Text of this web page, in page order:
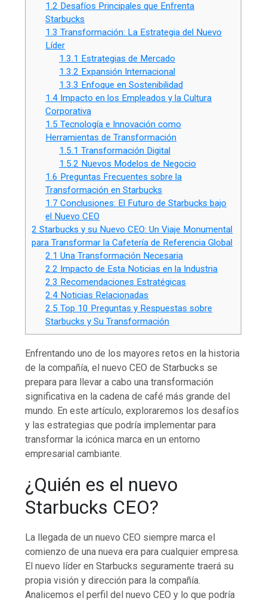
1.2 Desafíos Principales que Enfrenta
Starbucks
1.3 Transformación: La Estrategia del Nuevo
Líder
1.3.1 Estrategias de Mercado
1.3.2 Expansión Internacional
1.3.3 Enfoque en Sostenibilidad
1.4 Impacto en los Empleados y la Cultura
Corporativa
1.5 Tecnología e Innovación como
Herramientas de Transformación
1.5.1 Transformación Digital
1.5.2 Nuevos Modelos de Negocio
1.6 Preguntas Frecuentes sobre la
Transformación en Starbucks
1.7 Conclusiones: El Futuro de Starbucks bajo
el Nuevo CEO
2 Starbucks y su Nuevo CEO: Un Viaje Monumental
para Transformar la Cafetería de Referencia Global
2.1 Una Transformación Necesaria
2.2 Impacto de Esta Noticias en la Industria
2.3 Recomendaciones Estratégicas
2.4 Noticias Relacionadas
2.5 Top 10 Preguntas y Respuestas sobre
Starbucks y Su Transformación
Enfrentando uno de los mayores retos en la historia
de la compañía, el nuevo CEO de Starbucks se
prepara para llevar a cabo una transformación
significativa en la cadena de café más grande del
mundo. En este artículo, exploraremos los desafíos
y las estrategias que podría implementar para
transformar la icónica marca en un entorno
empresarial cambiante.
¿Quién es el nuevo
Starbucks CEO?
La llegada de un nuevo CEO siempre marca el
comienzo de una nueva era para cualquier empresa.
El nuevo líder en Starbucks seguramente traerá su
propia visión y dirección para la compañía.
Analicemos el perfil del nuevo CEO y lo que podría